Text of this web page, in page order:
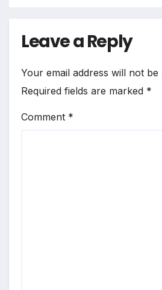
Leave a Reply
Your email address will not be
Required fields are marked *
Comment *